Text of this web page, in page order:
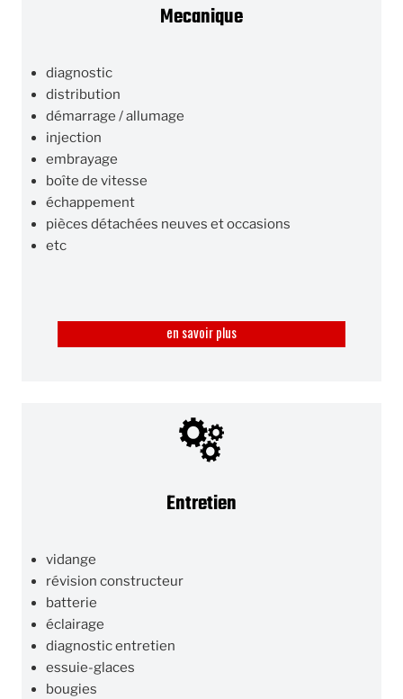
Mecanique
diagnostic
distribution
démarrage / allumage
injection
embrayage
boîte de vitesse
échappement
pièces détachées neuves et occasions
etc
en savoir plus
Entretien
vidange
révision constructeur
batterie
éclairage
diagnostic entretien
essuie-glaces
bougies